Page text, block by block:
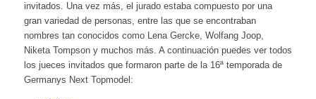
invitados. Una vez más, el jurado estaba compuesto por una
gran variedad de personas, entre las que se encontraban
nombres tan conocidos como Lena Gercke, Wolfang Joop,
Niketa Tompson y muchos más. A continuación puedes ver todos
los jueces invitados que formaron parte de la 16ª temporada de
Germanys Next Topmodel: